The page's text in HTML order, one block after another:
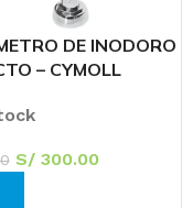
DE INODORO
– CYMOLL
S/300.00
AL CARRITO